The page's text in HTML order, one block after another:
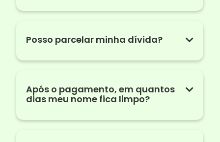
Posso parcelar minha dívida?
Após o pagamento, em quantos
dias meu nome fica limpo?